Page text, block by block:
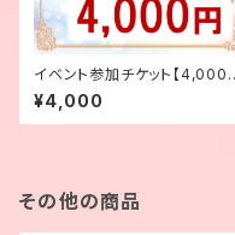
イベント参加チケット【4,000
円】
¥4,000
その他の商品